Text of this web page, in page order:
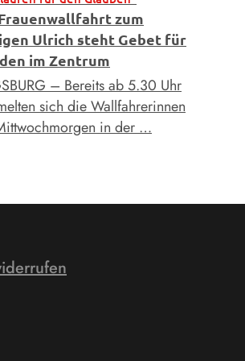
zum
Ulrich steht Gebet für
im Zentrum
– Bereits ab 5.30 Uhr
sich die Wallfahrerinnen
in der …